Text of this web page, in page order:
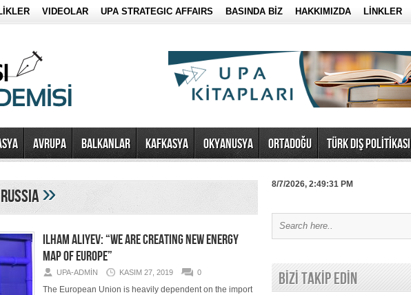
VIDEOLAR UPA STRATEGIC AFFAIRS BASINDA BİZ HAKKIMIZDA LİNKLER
AVRUPA BALKANLAR KAFKASYA OKYANUSYA ORTADOĞU TÜRK DIŞ POLİTİKASI
russia»
ILHAM ALIYEV: “WE ARE CREATING NEW ENERGY
MAP OF EUROPE”
UPA-ADMIN KASIM 27, 2019 0
The European Union is heavily dependent on the import
8/7/2026, 2:49:31 PM
BİZİ TAKİP EDİN